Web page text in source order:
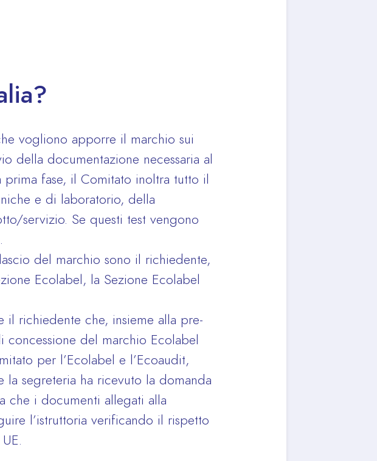
vogliono apporre il marchio sui
della documentazione necessaria al
fase, il Comitato inoltra tutto il
e di laboratorio, della
servizio. Se questi test vengono
del marchio sono il richiedente,
Ecolabel, la Sezione Ecolabel
il richiedente che, insieme alla pre-
concessione del marchio Ecolabel
per l’Ecolabel e l’Ecoaudit,
segreteria ha ricevuto la domanda
che i documenti allegati alla
l’istruttoria verificando il rispetto